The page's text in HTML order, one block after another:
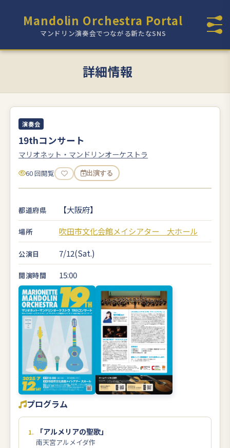
Mandolin Orchestra Portal
マンドリン演奏会でつながる新たなSNS
詳細情報
演奏会
19thコンサート
マリオネット・マンドリンオーケストラ
60 回閲覧 出演する
都道府県 【大阪府】
場所 吹田市文化会館メイシアター 大ホール
公演日 7/12(Sat.)
開演時間 15:00
プログラム
「アルメリアの聖歌」
南天宮アルメイダ作